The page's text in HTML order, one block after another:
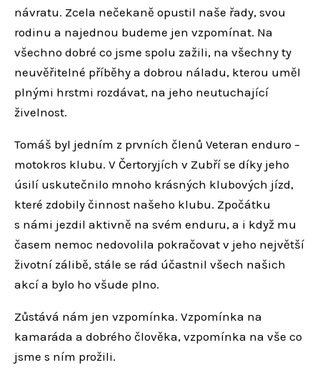
návratu. Zcela nečekaně opustil naše řady, svou
rodinu a najednou budeme jen vzpomínat. Na
všechno dobré co jsme spolu zažili, na všechny ty
neuvěřitelné příběhy a dobrou náladu, kterou uměl
plnými hrstmi rozdávat, na jeho neutuchající
živelnost.
Tomáš byl jedním z prvních členů Veteran enduro –
motokros klubu. V Čertoryjích v Zubří se díky jeho
úsilí uskutečnilo mnoho krásných klubových jízd,
které zdobily činnost našeho klubu. Zpočátku
s námi jezdil aktivně na svém enduru, a i když mu
časem nemoc nedovolila pokračovat v jeho největší
životní zálibě, stále se rád účastnil všech našich
akcí a bylo ho všude plno.
Zůstává nám jen vzpomínka. Vzpomínka na
kamaráda a dobrého člověka, vzpomínka na vše co
jsme s ním prožili.